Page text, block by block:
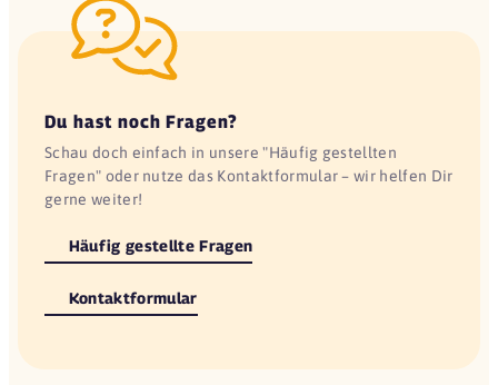
Du hast noch Fragen?
Schau doch einfach in unsere "Häufig gestellten
Fragen" oder nutze das Kontaktformular – wir helfen Dir
gerne weiter!
Häufig gestellte Fragen
Kontaktformular